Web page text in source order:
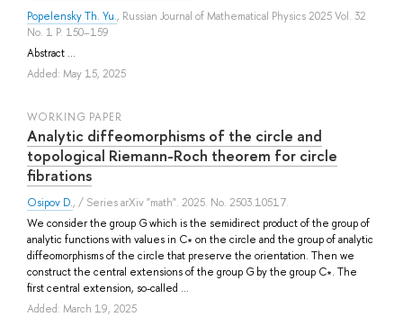
Popelensky Th. Yu., Russian Journal of Mathematical Physics 2025 Vol. 32
No. 1 P. 150–159
Abstract ...
Added: May 15, 2025
WORKING PAPER
Analytic diffeomorphisms of the circle and
topological Riemann-Roch theorem for circle
fibrations
Osipov D., / Series arXiv "math". 2025. No. 2503.10517.
We consider the group G which is the semidirect product of the group of
analytic functions with values in C∗ on the circle and the group of analytic
diffeomorphisms of the circle that preserve the orientation. Then we
construct the central extensions of the group G by the group C∗. The
first central extension, so-called ...
Added: March 19, 2025